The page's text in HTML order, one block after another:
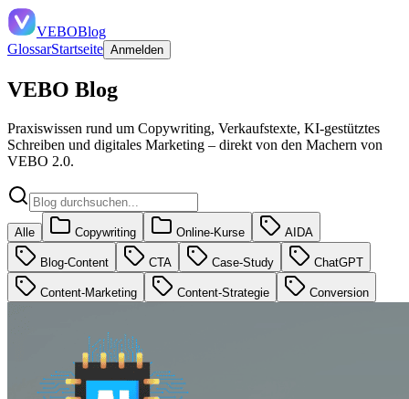
VEBOBlog
GlossarStartseite Anmelden
VEBO Blog
Praxiswissen rund um Copywriting, Verkaufstexte, KI-gestütztes
Schreiben und digitales Marketing – direkt von den Machern von
VEBO 2.0.
Alle Copywriting Online-Kurse AIDA
Blog-Content CTA Case-Study ChatGPT
Content-Marketing Content-Strategie Conversion